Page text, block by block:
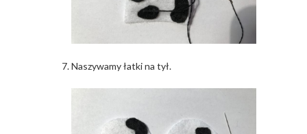
Naszywamy łatki na tył.